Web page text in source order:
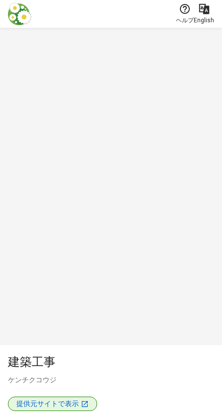
本文に飛ぶ
ヘルプEnglish
建築工事
ケンチクコウジ
提供元サイトで表示